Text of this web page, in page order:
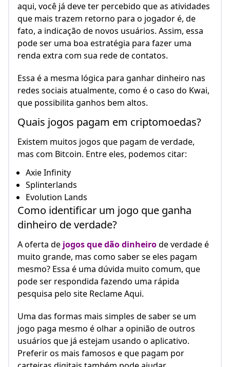
aqui, você já deve ter percebido que as atividades
que mais trazem retorno para o jogador é, de
fato, a indicação de novos usuários. Assim, essa
pode ser uma boa estratégia para fazer uma
renda extra com sua rede de contatos.
Essa é a mesma lógica para ganhar dinheiro nas
redes sociais atualmente, como é o caso do Kwai,
que possibilita ganhos bem altos.
Quais jogos pagam em criptomoedas?
Existem muitos jogos que pagam de verdade,
mas com Bitcoin. Entre eles, podemos citar:
Axie Infinity
Splinterlands
Evolution Lands
Como identificar um jogo que ganha
dinheiro de verdade?
A oferta de jogos que dão dinheirode verdade é
muito grande, mas como saber se eles pagam
mesmo? Essa é uma dúvida muito comum, que
pode ser respondida fazendo uma rápida
pesquisa pelo site Reclame Aqui.
Uma das formas mais simples de saber se um
jogo paga mesmo é olhar a opinião de outros
usuários que já estejam usando o aplicativo.
Preferir os mais famosos e que pagam por